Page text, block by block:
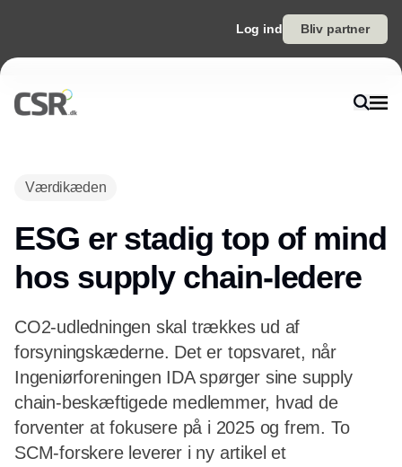
Log ind Bliv partner
Værdikæden
ESG er stadig top of mind
hos supply chain-ledere
CO2-udledningen skal trækkes ud af
forsyningskæderne. Det er topsvaret, når
Ingeniørforeningen IDA spørger sine supply
chain-beskæftigede medlemmer, hvad de
forventer at fokusere på i 2025 og frem. To
SCM-forskere leverer i ny artikel et